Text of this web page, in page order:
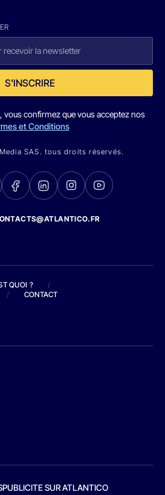
S'INSCRIRE
vous confirmez que vous acceptez nos
et Conditions
SAS. tous droits réservés.
QUOI ?
/
/ CONTACT
PUBLICITE SUR ATLANTICO